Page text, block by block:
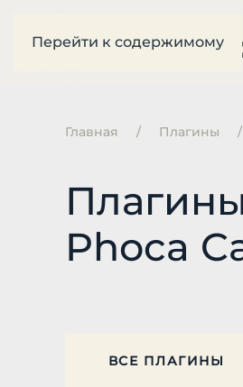
Перейти к содержимому
Главная Плагины
Phoca
ВСЕ ПЛАГИНЫ